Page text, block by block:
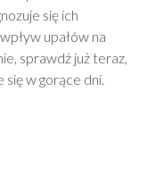
się ich
upałów na
sprawdź już teraz,
w gorące dni.